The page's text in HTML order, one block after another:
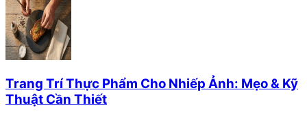
Trang Trí Thực Phẩm Cho Nhiếp Ảnh: Mẹo & Kỹ
Thuật Cần Thiết